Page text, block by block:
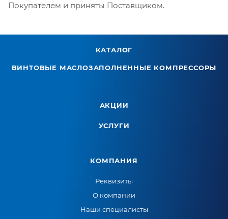
Покупателем и приняты Поставщиком.
КАТАЛОГ
ВИНТОВЫЕ МАСЛОЗАПОЛНЕННЫЕ КОМПРЕССОРЫ
АКЦИИ
УСЛУГИ
КОМПАНИЯ
Реквизиты
О компании
Наши специалисты